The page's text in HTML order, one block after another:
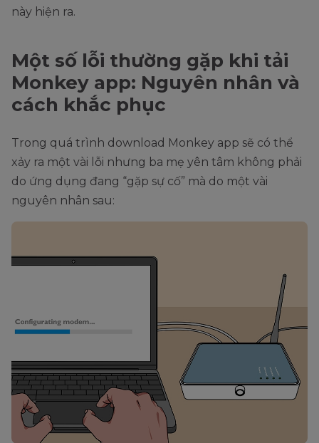
này hiện ra.
Một số lỗi thường gặp khi tải
Monkey app: Nguyên nhân và
cách khắc phục
Trong quá trình download Monkey app sẽ có thể
xảy ra một vài lỗi nhưng ba mẹ yên tâm không phải
do ứng dụng đang “gặp sự cố” mà do một vài
nguyên nhân sau: